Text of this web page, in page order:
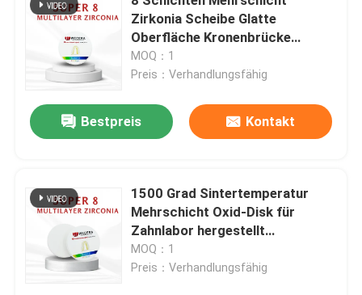
Zirkonia Scheibe Glatte
Oberfläche Kronenbrücke
Anzeige Zahnfräsen Material
Ausgezeichnete
MOQ：1
Preis：Verhandlungsfähig
Bestpreis Kontakt
1500 Grad Sintertemperatur
Mehrschicht Oxid-Disk für
Zahnlabor hergestellt
Gewährleistung und genaue
Ergebnisse jedes Mal
MOQ：1
Preis：Verhandlungsfähig